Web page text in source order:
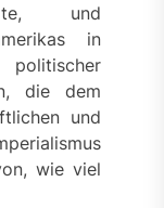
und
in
die dem
und
wie viel